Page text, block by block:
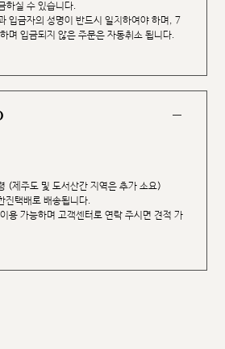
하실 수 있습니다.
입금자의 성명이 반드시 일치하여야 하며, 7
며 입금되지 않은 주문은 자동취소 됩니다.
(제주도 및 도서산간 지역은 추가 소요)
진택배로 배송됩니다.
용 가능하며 고객센터로 연락 주시면 견적 가